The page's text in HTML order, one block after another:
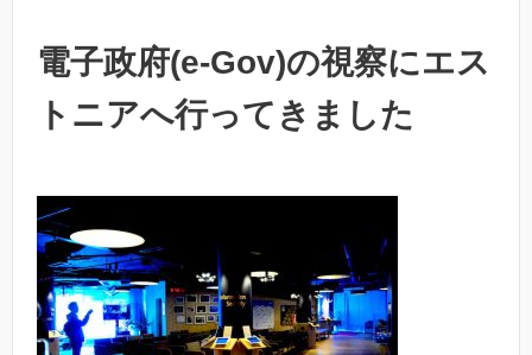
電子政府(e-Gov)の視察にエス
トニアへ行ってきました